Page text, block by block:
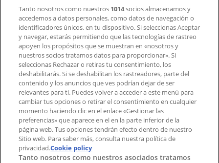
Contacto comercial y de marketing
Tienda mal colocada en el mapa
Notificar un folleto
¿Encontraste un problema en la web o en la
aplicación?
Índices
Marcas
Marcas locales
Negocios
Negocios cercanos
Tanto nosotros como nuestros 1014socios almacenamos y
accedemos a datos personales, como datos de navegación o
identificadores únicos, en tu dispositivo. Si seleccionas Aceptar
y navegar, estarás permitiendo que las tecnologías de rastreo
apoyen los propósitos que se muestran en «nosotros y
nuestros socios tratamos datos para proporcionar». Si
seleccionas Rechazar o retiras tu consentimiento, los
deshabilitarás. Si se deshabilitan los rastreadores, parte del
contenido y los anuncios que ves podrían dejar de ser
relevantes para ti. Puedes volver a acceder a este menú para
cambiar tus opciones o retirar el consentimiento en cualquier
momento haciendo clic en el enlace «Gestionar las
preferencias» que aparece en el en la parte inferior de la
página web. Tus opciones tendrán efecto dentro de nuestro
Sitio web. Para saber más, consulta nuestra política de
privacidad.Cookie policy
Tanto nosotros como nuestros asociados tratamos